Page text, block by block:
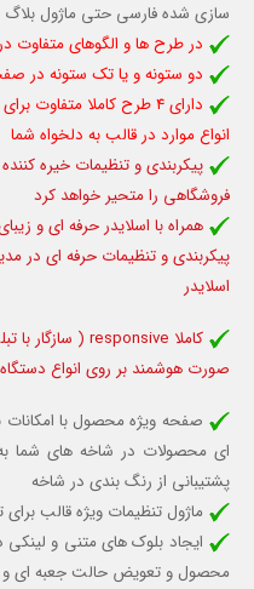
سازی شده فارسی حتی ماژول بلاگ
در طرح ها و الگوهای متفاوت
دو ستونه و یا تک ستونه در
دارای 4 طرح کاملا متفاوت برای انواع هدف های کاربری
انواع موارد در قالببه دلخواه شما
پیکربندی و تنظیمات خیره
فروشگاهی را متحیر خواهد کرد
همراه با اسلایدر حرفه ای و
پیکربندی و تنظیمات حرفه ای در
اسلایدر
کاملا responsive ( سازگار با
صورت هوشمند بر روی انواع
صفحه ویژه محصول با
ای محصولات در شاخه های شما
پشتیبانی از رنگ بندی در شاخه
ماژول تنظیمات ویژه قالب
ایجاد بلوک های متنی و لینکی
محصول و تعویض حالت جعبه ای و